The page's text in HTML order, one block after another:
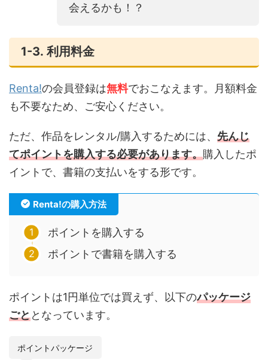
会えるかも！？
1-3. 利用料金
Renta!の会員登録は無料でおこなえます。月額料金
も不要なため、ご安心ください。
ただ、作品をレンタル/購入するためには、 先んじ
てポイントを購入する必要があります。購入したポ
イントで、書籍の支払いをする形です。
Renta!の購入方法
ポイントを購入する
ポイントで書籍を購入する
ポイントは1円単位では買えず、以下のパッケージ
ごととなっています。
ポイントパッケージ